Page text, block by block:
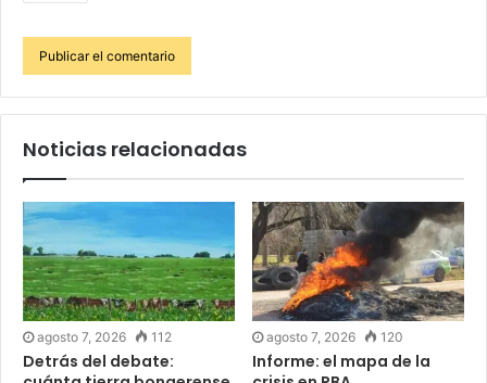
Noticias relacionadas
agosto 7, 2026 112
Detrás del debate:
agosto 7, 2026 120
Informe: el mapa de la